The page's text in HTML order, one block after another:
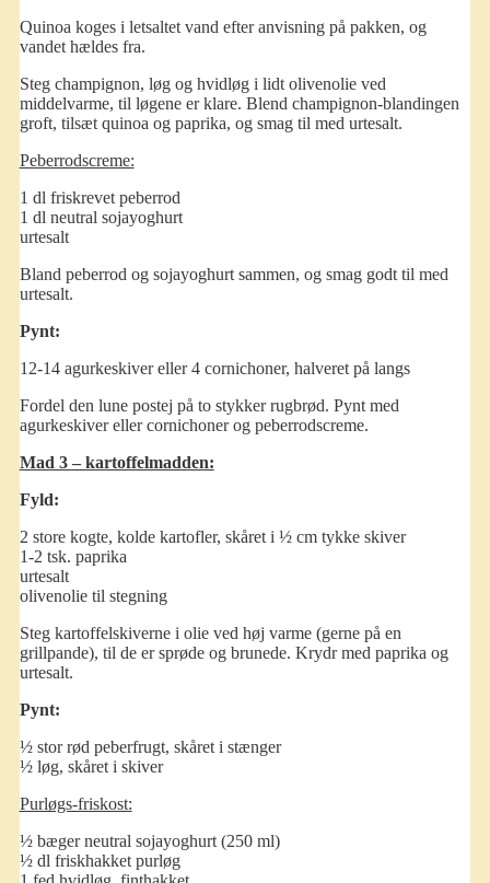
Quinoa koges i letsaltet vand efter anvisning på pakken, og
vandet hældes fra.
Steg champignon, løg og hvidløg i lidt olivenolie ved
middelvarme, til løgene er klare. Blend champignon-blandingen
groft, tilsæt quinoa og paprika, og smag til med urtesalt.
Peberrodscreme:
1 dl friskrevet peberrod
1 dl neutral sojayoghurt
urtesalt
Bland peberrod og sojayoghurt sammen, og smag godt til med
urtesalt.
Pynt:
12-14 agurkeskiver eller 4 cornichoner, halveret på langs
Fordel den lune postej på to stykker rugbrød. Pynt med
agurkeskiver eller cornichoner og peberrodscreme.
Mad 3 – kartoffelmadden:
Fyld:
2 store kogte, kolde kartofler, skåret i ½ cm tykke skiver
1-2 tsk. paprika
urtesalt
olivenolie til stegning
Steg kartoffelskiverne i olie ved høj varme (gerne på en
grillpande), til de er sprøde og brunede. Krydr med paprika og
urtesalt.
Pynt:
½ stor rød peberfrugt, skåret i stænger
½ løg, skåret i skiver
Purløgs-friskost:
½ bæger neutral sojayoghurt (250 ml)
½ dl friskhakket purløg